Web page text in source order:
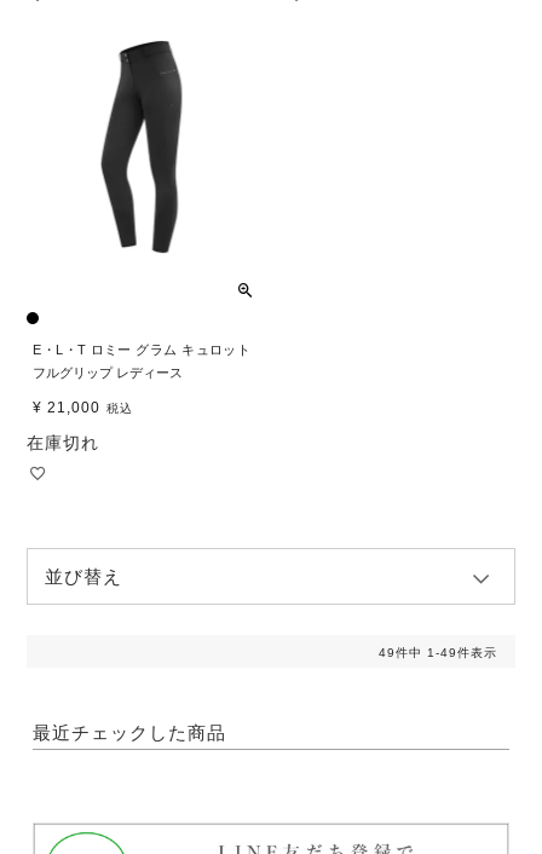
E・L・T ロミー グラム キュロット
フルグリップ レディース
¥ 21,000 税込
在庫切れ
並び替え
49件中 1 -49件表示
最近チェックした商品